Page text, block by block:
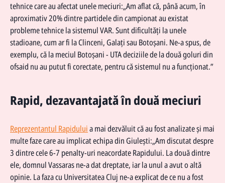
tehnice care au afectat unele meciuri:„Am aflat că, până acum, în
aproximativ 20% dintre partidele din campionat au existat
probleme tehnice la sistemul VAR. Sunt dificultăți la unele
stadioane, cum ar fi la Clinceni, Galați sau Botoșani. Ne-a spus, de
exemplu, că la meciul Botoșani - UTA deciziile de la două goluri din
ofsaid nu au putut fi corectate, pentru că sistemul nu a funcționat.”
Rapid, dezavantajată în două meciuri
Reprezentantul Rapiduluia mai dezvăluit că au fost analizate și mai
multe faze care au implicat echipa din Giulești:„Am discutat despre
3 dintre cele 6-7 penalty-uri neacordate Rapidului. La două dintre
ele, domnul Vassaras ne-a dat dreptate, iar la unul a avut o altă
opinie. La faza cu Universitatea Cluj ne-a explicat de ce nu a fost